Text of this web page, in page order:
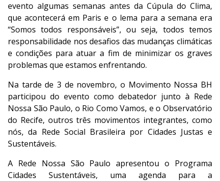
evento algumas semanas antes da Cúpula do Clima,
que acontecerá em Paris e o lema para a semana era
“Somos todos responsáveis”, ou seja, todos temos
responsabilidade nos desafios das mudanças climáticas
e condições para atuar a fim de minimizar os graves
problemas que estamos enfrentando.
Na tarde de 3 de novembro, o Movimento Nossa BH
participou do evento como debatedor junto à Rede
Nossa São Paulo, o Rio Como Vamos, e o Observatório
do Recife, outros três movimentos integrantes, como
nós, da Rede Social Brasileira por Cidades Justas e
Sustentáveis.
A Rede Nossa São Paulo apresentou o Programa
Cidades Sustentáveis, uma agenda para a